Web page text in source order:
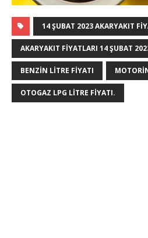
14 ŞUBAT 2023 AKARYAKIT
AKARYAKIT FIYATLARI 14 ŞUBAT
BENZIN LITRE FIYATI
OTOGAZ LPG LITRE FIYATI.